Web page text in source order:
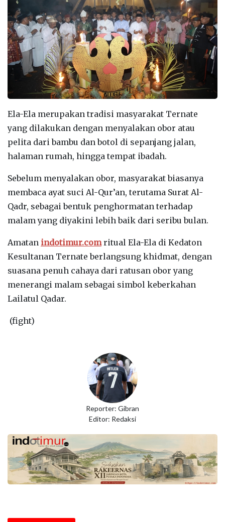
Ela-Ela merupakan tradisi masyarakat Ternate
yang dilakukan dengan menyalakan obor atau
pelita dari bambu dan botol di sepanjang jalan,
halaman rumah, hingga tempat ibadah.
Sebelum menyalakan obor, masyarakat biasanya
membaca ayat suci Al-Qur’an, terutama Surat Al-
Qadr, sebagai bentuk penghormatan terhadap
malam yang diyakini lebih baik dari seribu bulan.
Amatan indotimur.comritual Ela-Ela di Kedaton
Kesultanan Ternate berlangsung khidmat, dengan
suasana penuh cahaya dari ratusan obor yang
menerangi malam sebagai simbol keberkahan
Lailatul Qadar.
(fight)
Reporter: Gibran
Editor: Redaksi